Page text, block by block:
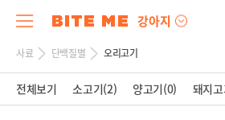
강아지
사료 단백질별 오리고기
전체보기 소고기(2) 양고기(0) 돼지